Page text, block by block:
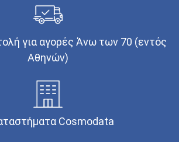
για αγορές Άνω των 70 (εντός
Αθηνών)
Cosmodata